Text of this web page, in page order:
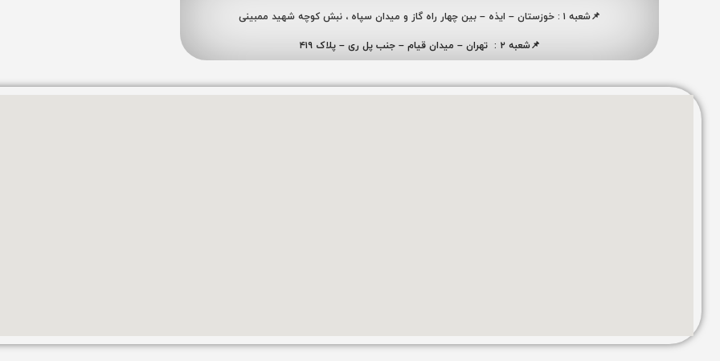
📌شعبه ۱ : خوزستان – ایذه – بین چهار راه گاز و میدان سپاه ، نبش کوچه شهید ممبینی
📌شعبه ۲ : تهران – میدان قیام – جنب پل ری – پلاک ۴۱۹